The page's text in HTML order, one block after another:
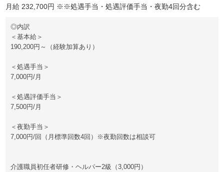
月給 232,700円 ※※処遇手当・処遇評価手当・夜勤4回分含む
◎内訳
＜基本給＞
190,200円～（経験加算あり）
＜処遇手当＞
7,000円/月
＜処遇評価手当＞
7,500円/月
＜夜勤手当＞
7,000円/回（月標準回数4回）※夜勤回数は相談可
介護職員初任者研修・ヘルパー2級（3,000円）